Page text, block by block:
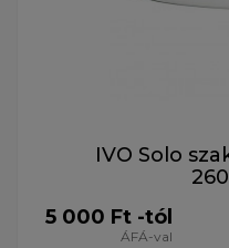
IVO Solo
5 000 Ft -tól
ÁFÁ-val